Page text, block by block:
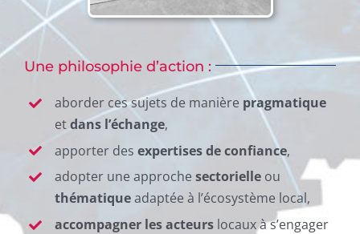
Une philosophie d’action :
aborder ces sujets de manière pragmatique
etdans l’échange,
apporter desexpertises de confiance,
adopter une approchesectorielle ou
thématiqueadaptée à l’écosystème local,
accompagner les acteurs locaux à s’engager